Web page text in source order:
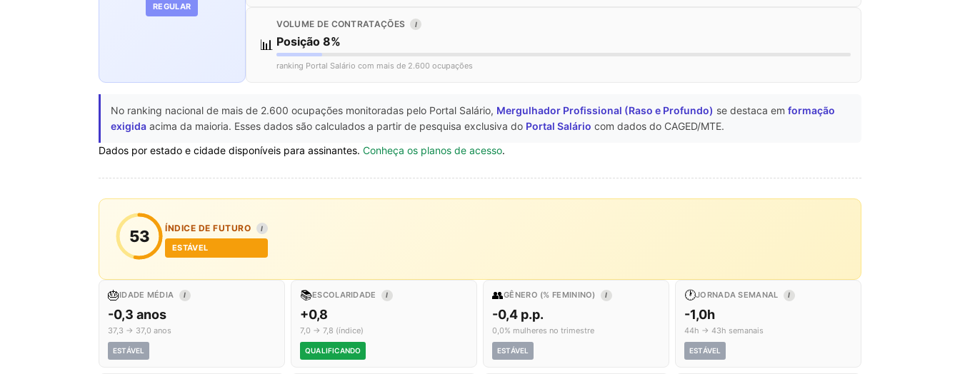
REGULAR
📊
VOLUME DE CONTRATAÇÕES I
Posição 8%
ranking Portal Salário com mais de 2.600 ocupações
No ranking nacional de mais de 2.600 ocupações monitoradas pelo Portal Salário, Mergulhador Profissional (Raso e Profundo) se destaca em formação
exigida acima da maioria. Esses dados são calculados a partir de pesquisa exclusiva do Portal Salário com dados do CAGED/MTE.
Dados por estado e cidade disponíveis para assinantes. Conheça os planos de acesso.
53 ÍNDICE DE FUTURO I
ESTÁVEL
🎂IDADE MÉDIA I
-0,3 anos
37,3 → 37,0 anos
ESTÁVEL
📚ESCOLARIDADE I
+0,8
7,0 → 7,8 (índice)
QUALIFICANDO
👥GÊNERO (% FEMININO) I
-0,4 p.p.
0,0% mulheres no trimestre
ESTÁVEL
🕐JORNADA SEMANAL I
-1,0h
44h → 43h semanais
ESTÁVEL